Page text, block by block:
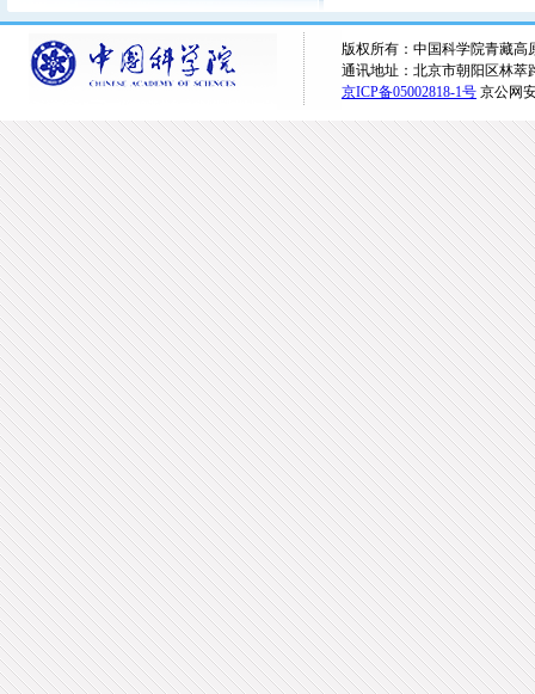
版权所有：中国科学院青藏高
通讯地址：北京市朝阳区林萃
京ICP备05002818-1号 京公网